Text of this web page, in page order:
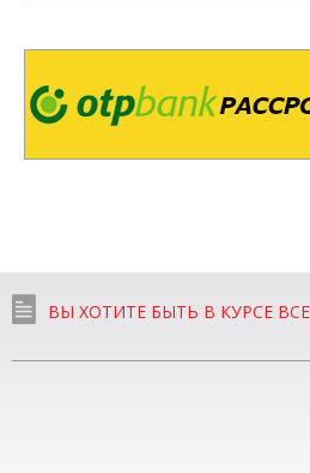
ВЫ ХОТИТЕ БЫТЬ В КУРСЕ